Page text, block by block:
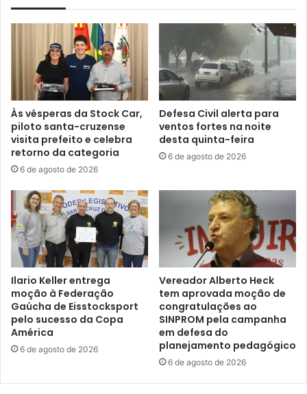
Às vésperas da Stock Car,
piloto santa-cruzense
visita prefeito e celebra
retorno da categoria
6 de agosto de 2026
Defesa Civil alerta para
ventos fortes na noite
desta quinta-feira
6 de agosto de 2026
Ilario Keller entrega
moção à Federação
Gaúcha de Eisstocksport
pelo sucesso da Copa
América
6 de agosto de 2026
Vereador Alberto Heck
tem aprovada moção de
congratulações ao
SINPROM pela campanha
em defesa do
planejamento pedagógico
6 de agosto de 2026